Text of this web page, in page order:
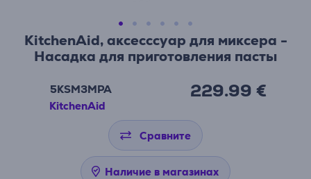
KitchenAid, аксесссуар для миксера -
Насадка для приготовления пасты
5KSM3MPA
KitchenAid
229.99 €
Сравните
Наличие в магазинах